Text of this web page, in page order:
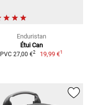
Enduristan
Étui Can
PVC 27,00 €2 19,99 €1